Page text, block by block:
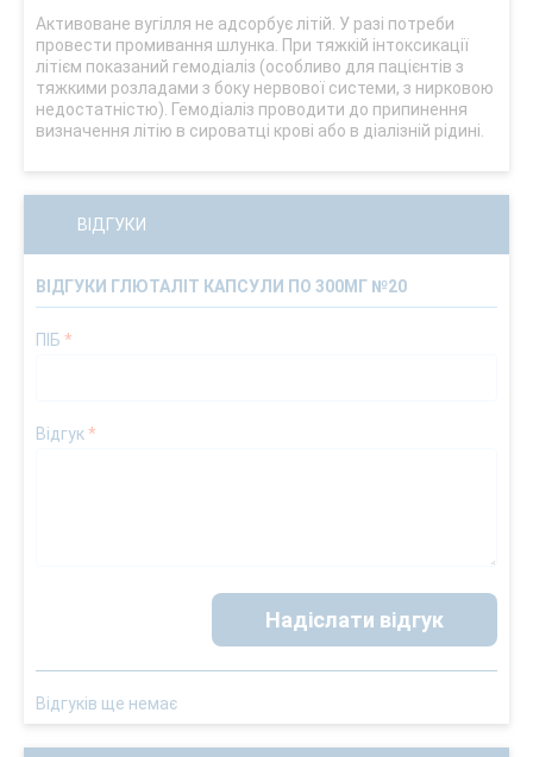
Активоване вугілля не адсорбує літій. У разі потреби
провести промивання шлунка. При тяжкій інтоксикації
літієм показаний гемодіаліз (особливо для пацієнтів з
тяжкими розладами з боку нервової системи, з нирковою
недостатністю). Гемодіаліз проводити до припинення
визначення літію в сироватці крові або в діалізній рідині.
ВІДГУКИ
ВІДГУКИ ГЛЮТАЛІТ КАПСУЛИ ПО 300МГ №20
ПІБ *
Відгук*
Надіслати відгук
Відгуків ще немає